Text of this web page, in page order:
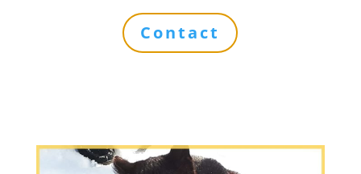
Contact